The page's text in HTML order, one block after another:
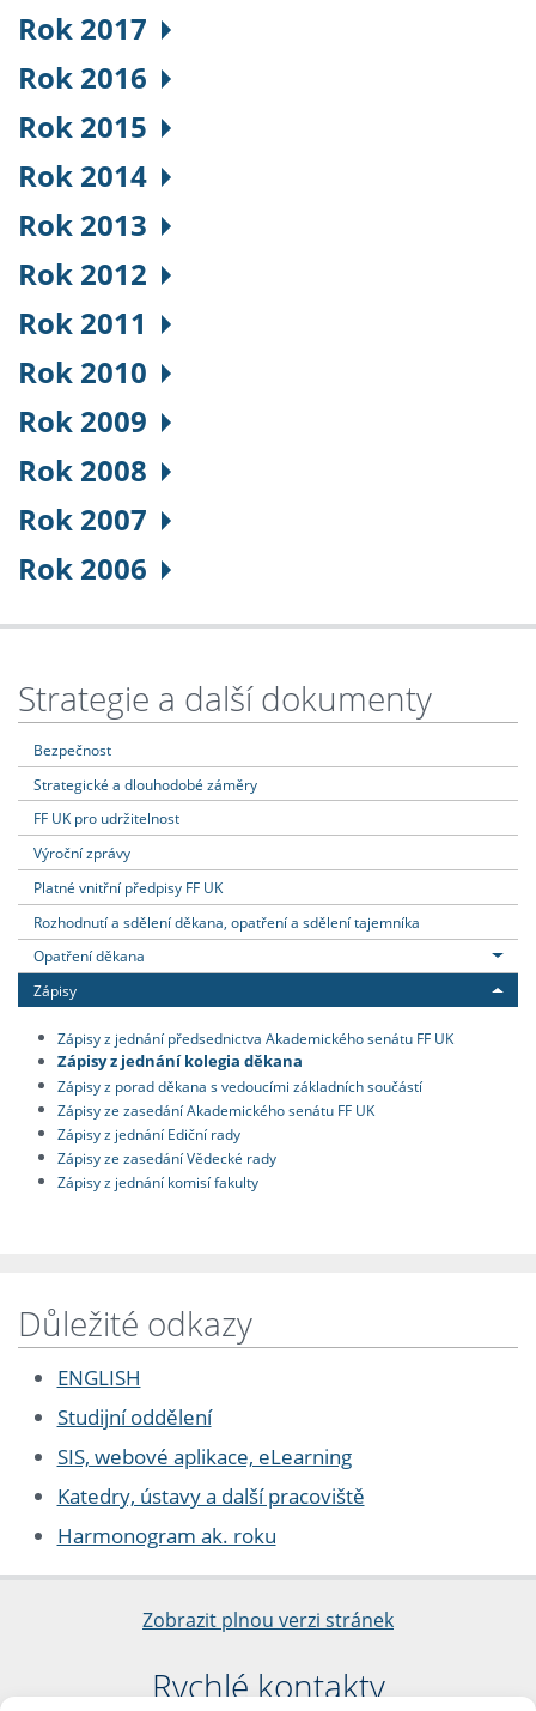
Rok 2017
Rok 2016
Rok 2015
Rok 2014
Rok 2013
Rok 2012
Rok 2011
Rok 2010
Rok 2009
Rok 2008
Rok 2007
Rok 2006
Strategie a další dokumenty
Bezpečnost
Strategické a dlouhodobé záměry
FF UK pro udržitelnost
Výroční zprávy
Platné vnitřní předpisy FF UK
Rozhodnutí a sdělení děkana, opatření a sdělení tajemníka
Opatření děkana
Zápisy
Zápisy z jednání předsednictva Akademického senátu FF UK
Zápisy z jednání kolegia děkana
Zápisy z porad děkana s vedoucími základních součástí
Zápisy ze zasedání Akademického senátu FF UK
Zápisy z jednání Ediční rady
Zápisy ze zasedání Vědecké rady
Zápisy z jednání komisí fakulty
Důležité odkazy
ENGLISH
Studijní oddělení
SIS, webové aplikace, eLearning
Katedry, ústavy a další pracoviště
Harmonogram ak. roku
Zobrazit plnou verzi stránek
Rychlé kontakty